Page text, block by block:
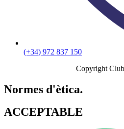
(+34) 972 837 150
Copyright
Normes d'ètica.
ACCEPTABLE